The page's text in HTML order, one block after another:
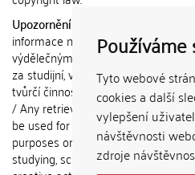
Tyto webové
cookies a další
vylepšení
návštěvnosti
zdroje
Upozornění / Notice:
informace nemohou být použity k
výdělečným účelům nebo vydávány
za studijní, vědeckou nebo jinou
tvůrčí činnost jiné osoby než autora.
/ Any retrieved information shall
be used for any commercial
purposes or claimed as results of
studying, scientific or any other